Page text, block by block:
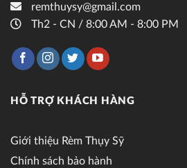
remthuysy@gmail.com
Th2 - CN / 8:00 AM - 8:00 PM
HỖ TRỢ KHÁCH HÀNG
Giới thiệu Rèm Thụy Sỹ
Chính sách bảo hành